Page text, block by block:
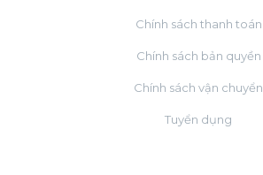
Chính sách thanh toán
Chính sách bản quyền
Chính sách vận chuyển
Tuyển dụng